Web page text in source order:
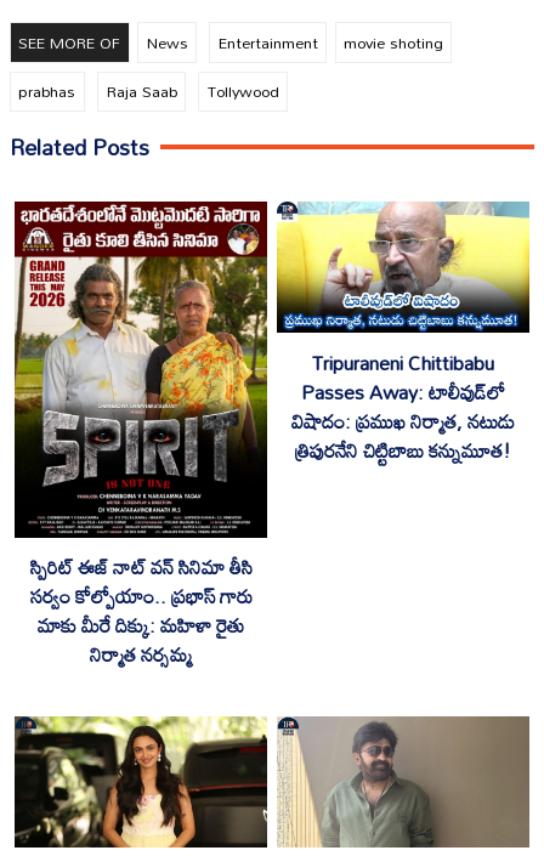
SEE MORE OF News Entertainment
movie shoting
prabhas
Raja Saab Tollywood
Related Posts
స్పిరిట్ ఈజ్ నాట్ వన్ సినిమా తీసి
సర్వం కోల్పోయాం.. ప్రభాస్ గారు
మాకు మీరే దిక్కు: మహిళా రైతు
నిర్మాత నర్సమ్మ
Tripuraneni Chittibabu
Passes Away: టాలీవుడ్‌లో
విషాదం: ప్రముఖ నిర్మాత, నటుడు
త్రిపురనేని చిట్టిబాబు కన్నుమూత!